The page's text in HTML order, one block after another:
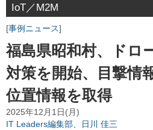
IoT／M2M
事例ニュース
福島県昭和村、ドロ
対策を開始、目撃情
位置情報を取得
2025年12月1日(月)
IT Leaders編集部、日川 佳三